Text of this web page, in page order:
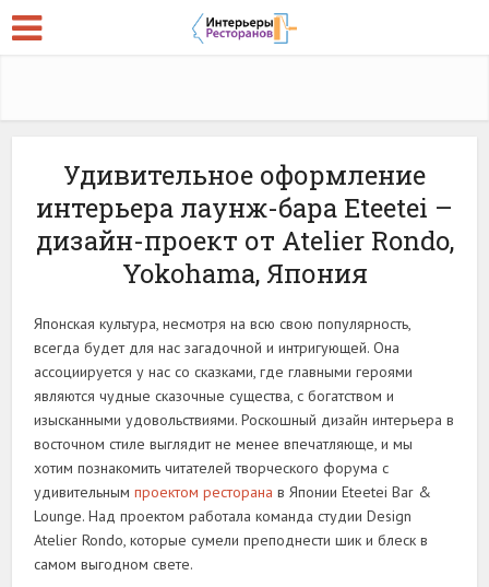
Удивительное оформление
интерьера лаунж-бара Eteetei –
дизайн-проект от Atelier Rondo,
Yokohama, Япония
Японская культура, несмотря на всю свою популярность,
всегда будет для нас загадочной и интригующей. Она
ассоциируется у нас со сказками, где главными героями
являются чудные сказочные существа, с богатством и
изысканными удовольствиями. Роскошный дизайн интерьера в
восточном стиле выглядит не менее впечатляюще, и мы
хотим познакомить читателей творческого форума с
удивительнымпроектом ресторана в Японии Eteetei Bar &
Lounge. Над проектом работала команда студии Design
Atelier Rondo, которые сумели преподнести шик и блеск в
самом выгодном свете.